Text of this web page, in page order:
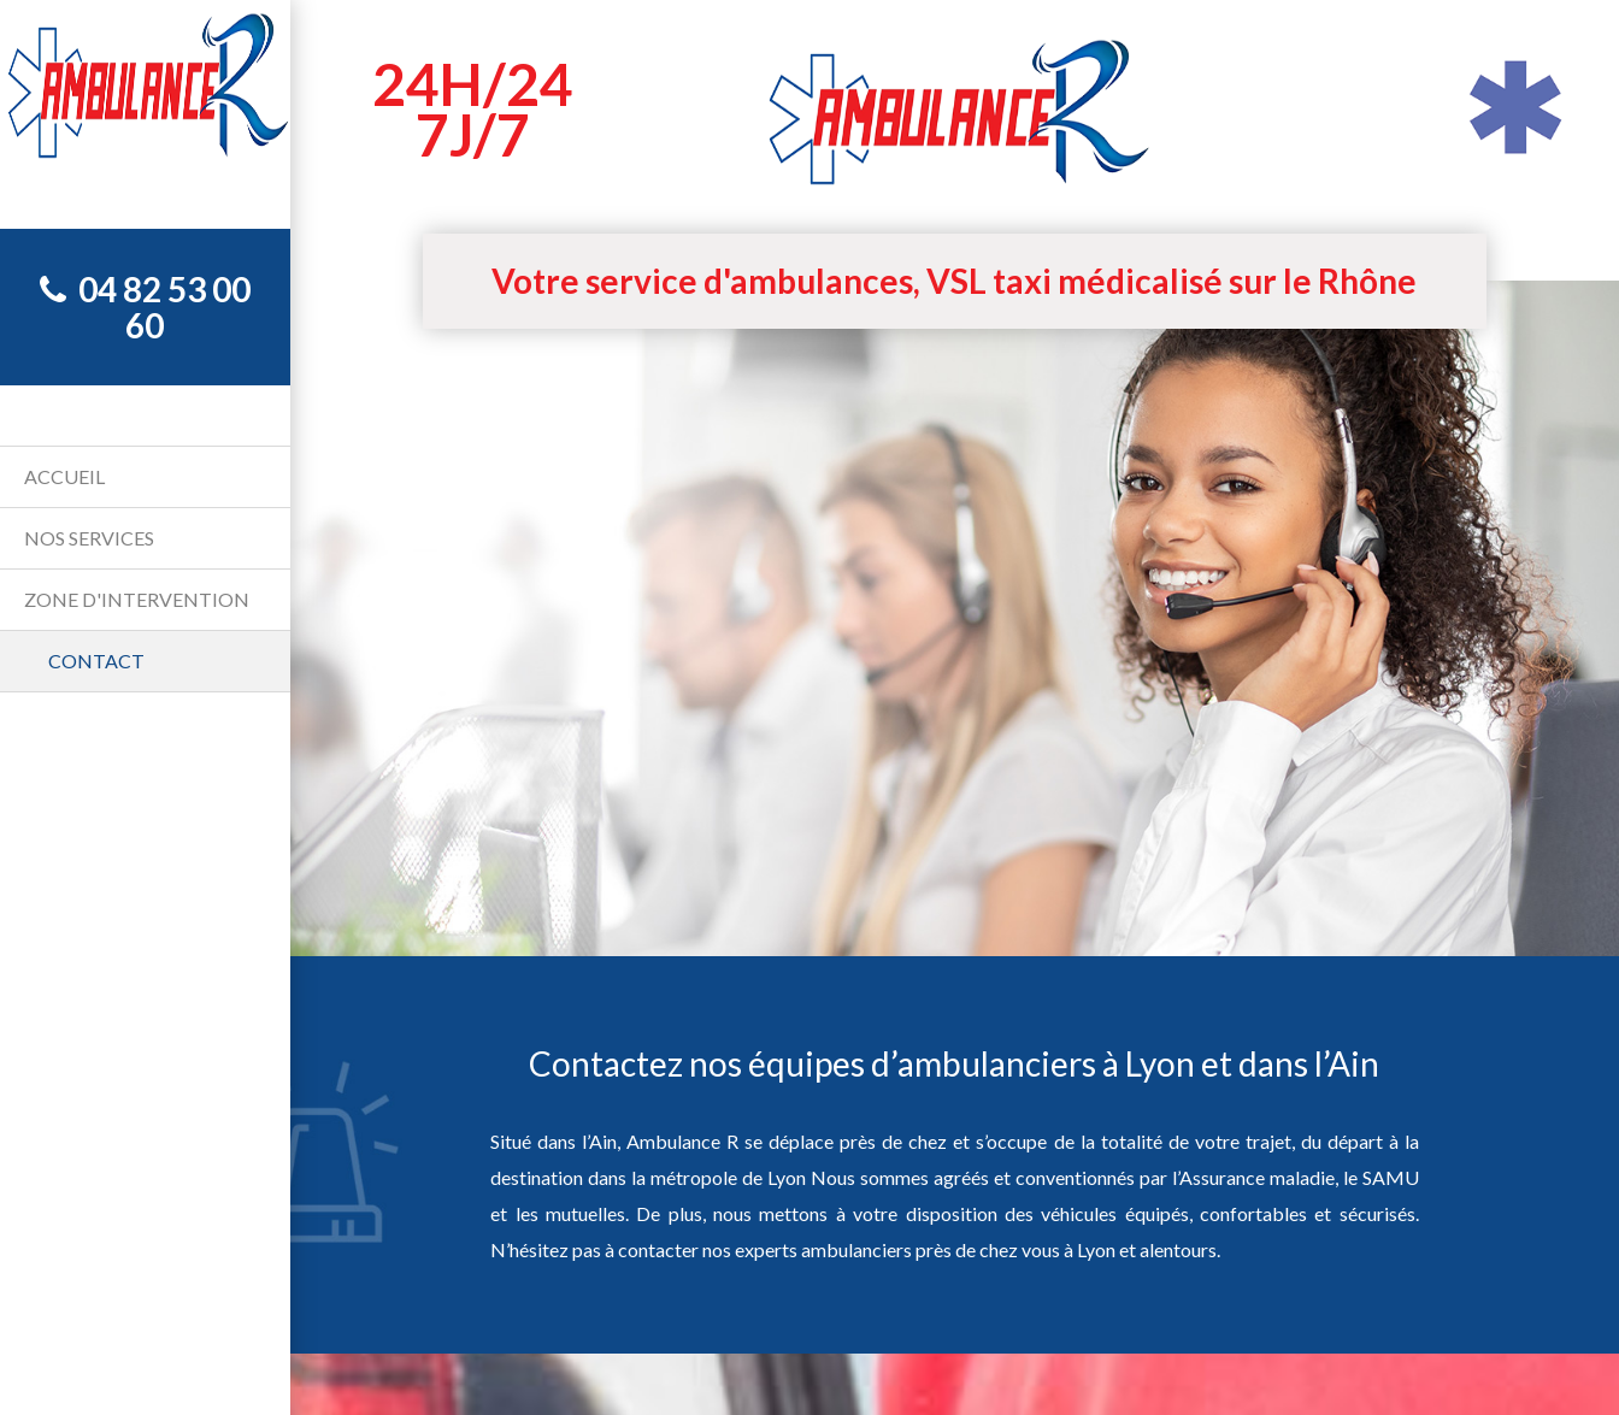
04 82 53 00
60
ACCUEIL
NOS SERVICES
ZONE D'INTERVENTION
CONTACT
24H/24
7J/7
Votre service d'ambulances, VSL taxi médicalisé sur le Rhône
Contactez nos équipes d’ambulanciers à Lyon et dans l’Ain
Situé dans l’Ain, Ambulance R se déplace près de chez et s’occupe de la totalité de votre trajet, du départ à la
destination dans la métropole de Lyon Nous sommes agréés et conventionnés par l’Assurance maladie, le SAMU
et les mutuelles. De plus, nous mettons à votre disposition des véhicules équipés, confortables et sécurisés.
N’hésitez pas à contacter nos experts ambulanciers près de chez vous à Lyon et alentours.